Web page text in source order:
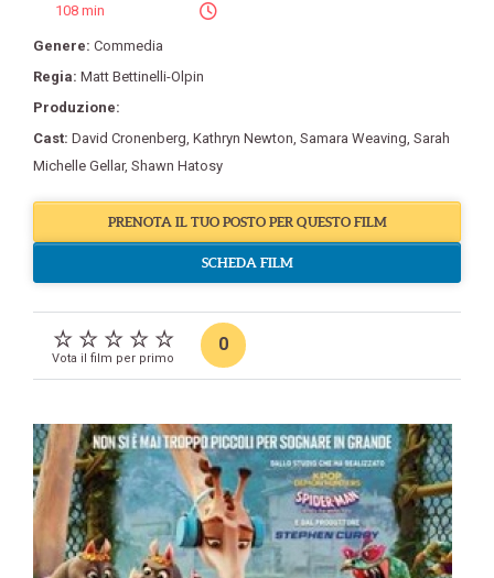
108 min
Genere: Commedia
Regia: Matt Bettinelli-Olpin
Produzione:
Cast: David Cronenberg Kathryn Newton Samara Weaving Sarah
Michelle Gellar, Shawn Hatosy
PRENOTA IL TUO POSTO PER QUESTO FILM
SCHEDA FILM
Vota il film per primo
0